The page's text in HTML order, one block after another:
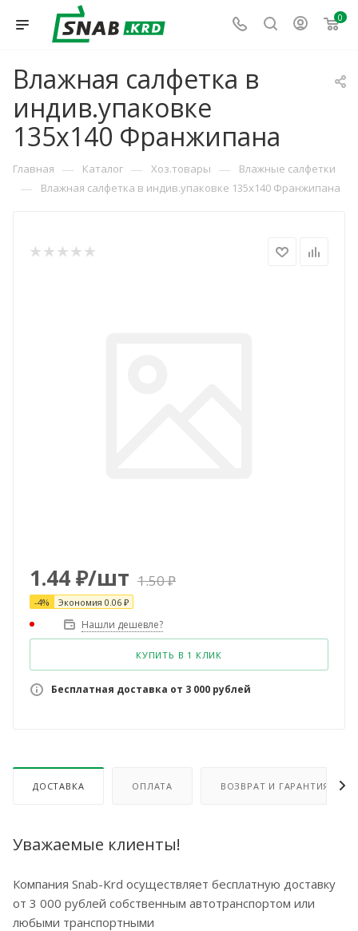
0
Влажная салфетка в
индив.упаковке
135х140 Франжипана
Главная — Каталог — Хоз.товары — Влажные салфетки
— Влажная салфетка в индив.упаковке 135х140 Франжипана
1.44₽/шт 1.50₽
-4% Экономия 0.06 ₽
Нашли дешевле?
КУПИТЬ В 1 КЛИК
Бесплатная доставка от 3 000 рублей
ДОСТАВКА ОПЛАТА ВОЗВРАТ И ГАРАНТИЯ
Уважаемые клиенты!
Компания Snab-Krd осуществляет бесплатную доставку
от 3 000 рублей собственным автотранспортом или
любыми транспортными